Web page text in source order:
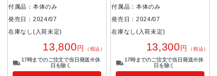
付属品：本体のみ
発売日：2024/07
在庫なし(入荷未定)
13,800円 （税込）
17時までのご注文で当日発送※休
日を除く
付属品：本体のみ
発売日：2024/07
在庫なし(入荷未定)
13,300円 （税込）
17時までのご注文で当日発送※休
日を除く